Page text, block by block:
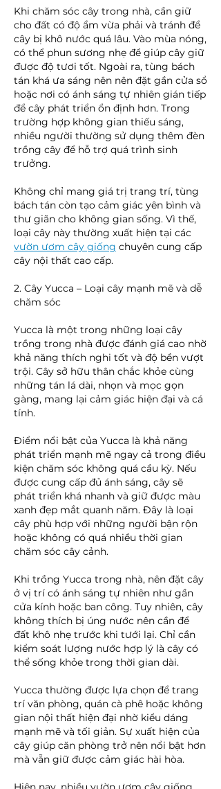
Khi chăm sóc cây trong nhà, cần giữ
cho đất có độ ẩm vừa phải và tránh để
cây bị khô nước quá lâu. Vào mùa nóng,
có thể phun sương nhẹ để giúp cây giữ
được độ tươi tốt. Ngoài ra, tùng bách
tán khá ưa sáng nên nên đặt gần cửa sổ
hoặc nơi có ánh sáng tự nhiên gián tiếp
để cây phát triển ổn định hơn. Trong
trường hợp không gian thiếu sáng,
nhiều người thường sử dụng thêm đèn
trồng cây để hỗ trợ quá trình sinh
trưởng.
Không chỉ mang giá trị trang trí, tùng
bách tán còn tạo cảm giác yên bình và
thư giãn cho không gian sống. Vì thế,
vườn ươm cây giống chuyên cung cấp
cây nội thất cao cấp.
2. Cây Yucca – Loại cây mạnh mẽ và dễ
chăm sóc
Yucca là một trong những loại cây
trồng trong nhà được đánh giá cao nhờ
khả năng thích nghi tốt và độ bền vượt
trội. Cây sở hữu thân chắc khỏe cùng
những tán lá dài, nhọn và mọc gọn
gàng, mang lại cảm giác hiện đại và cá
tính.
Điểm nổi bật của Yucca là khả năng
phát triển mạnh mẽ ngay cả trong điều
kiện chăm sóc không quá cầu kỳ. Nếu
được cung cấp đủ ánh sáng, cây sẽ
phát triển khá nhanh và giữ được màu
xanh đẹp mắt quanh năm. Đây là loại
cây phù hợp với những người bận rộn
hoặc không có quá nhiều thời gian
chăm sóc cây cảnh.
Khi trồng Yucca trong nhà, nên đặt cây
ở vị trí có ánh sáng tự nhiên như gần
cửa kính hoặc ban công. Tuy nhiên, cây
không thích bị úng nước nên cần để
đất khô nhẹ trước khi tưới lại. Chỉ cần
kiểm soát lượng nước hợp lý là cây có
thể sống khỏe trong thời gian dài.
Yucca thường được lựa chọn để trang
trí văn phòng, quán cà phê hoặc không
gian nội thất hiện đại nhờ kiểu dáng
mạnh mẽ và tối giản. Sự xuất hiện của
cây giúp căn phòng trở nên nổi bật hơn
mà vẫn giữ được cảm giác hài hòa.